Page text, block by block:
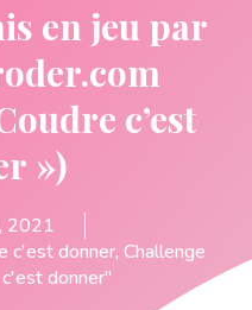
en jeu par
c’est
»)
2021
c'est donner, Challenge
donner"